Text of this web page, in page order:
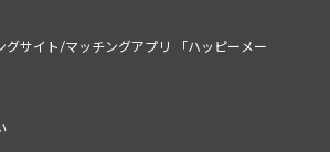
グサイト/マッチングアプリ 「ハッピーメー